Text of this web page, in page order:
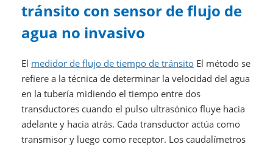
tránsito con sensor de flujo de
agua no invasivo
El medidor de flujo de tiempo de tránsitoEl método se
refiere a la técnica de determinar la velocidad del agua
en la tubería midiendo el tiempo entre dos
transductores cuando el pulso ultrasónico fluye hacia
adelante y hacia atrás. Cada transductor actúa como
transmisor y luego como receptor. Los caudalímetros